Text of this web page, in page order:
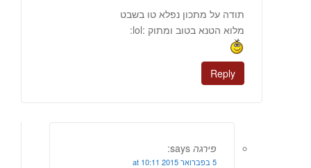
תודה על מתכון נפלא טו בשבט
מלוא הטנא בטוב ומתוק :lol:
Reply
פירגה says:
5 בפברואר 2015 at 10:11